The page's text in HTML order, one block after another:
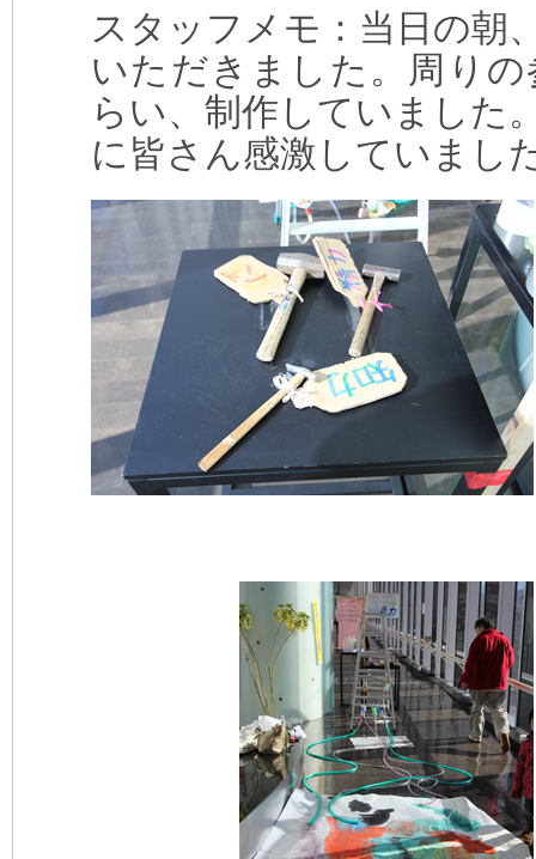
スタッフメモ：当日の朝
いただきました。周り
らい、制作していました
に皆さん感激していまし